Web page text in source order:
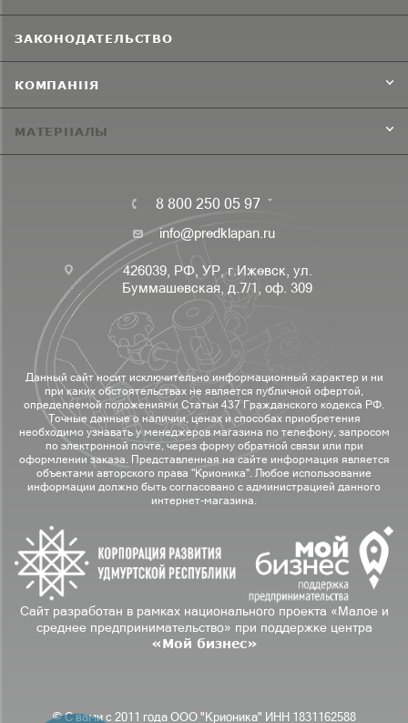
ЗАКОНОДАТЕЛЬСТВО
КОМПАНИЯ
МАТЕРИАЛЫ
8 800 250 05 97
info@predklapan.ru
426039, РФ, УР, г.Ижевск, ул.
Буммашевская, д.7/1, оф. 309
Данный сайт носит исключительно информационный характер и ни
при каких обстоятельствах не является публичной офертой,
определяемой положениями Статьи 437 Гражданского кодекса РФ.
Точные данные о наличии, ценах и способах приобретения
необходимо узнавать у менеджеров магазина по телефону, запросом
по электронной почте, через форму обратной связи или при
оформлении заказа. Представленная на сайте информация является
объектами авторского права "Крионика". Любое использование
информации должно быть согласовано с администрацией данного
интернет-магазина.
Сайт разработан в рамках национального проекта «Малое и
среднее предпринимательство» при поддержке центра
«Мой бизнес»
© С вами с 2011 года ООО "Крионика" ИНН 1831162588